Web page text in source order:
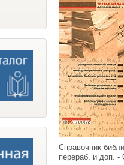
Справочник
перераб. и доп.